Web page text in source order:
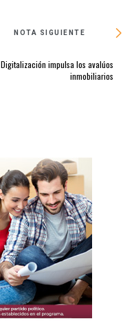
NOTA SIGUIENTE
Digitalización impulsa los avalúos
inmobiliarios